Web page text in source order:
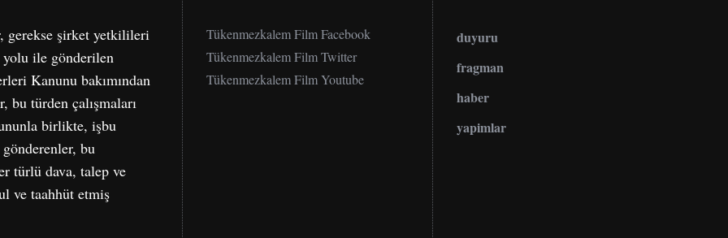
gerekse şirket yetkilileri
yolu ile gönderilen
Kanunu bakımından
türden çalışmaları
birlikte, işbu
bu
türlü dava, talep ve
ve taahhüt etmiş
Tükenmezkalem Film Facebook
Tükenmezkalem Film Twitter
Tükenmezkalem Film Youtube
duyuru
fragman
haber
yapimlar